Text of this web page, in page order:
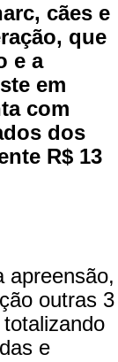
cães e
que
e a
em
com
dos
R$ 13
apreensão,
outras 3
e